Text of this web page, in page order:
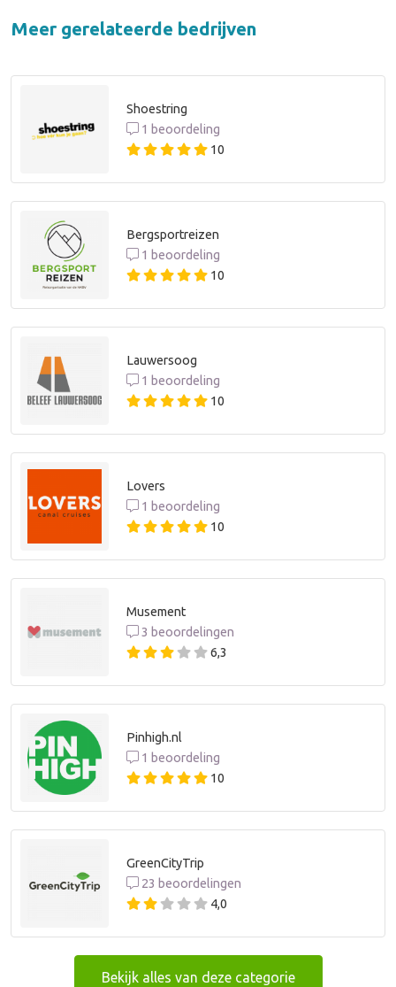
Meer gerelateerde bedrijven
Shoestring
1 beoordeling
10
Bergsportreizen
1 beoordeling
10
Lauwersoog
1 beoordeling
10
Lovers
1 beoordeling
10
Musement
3 beoordelingen
6,3
Pinhigh.nl
1 beoordeling
10
GreenCityTrip
23 beoordelingen
4,0
Bekijk alles van deze categorie